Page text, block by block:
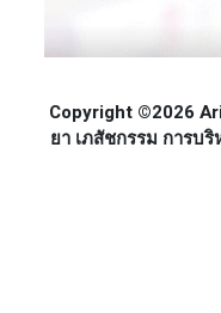
Copyright ©2026
ยา เภสัชกรรม การบ